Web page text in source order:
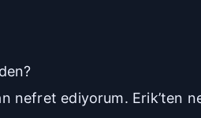
nefret ediyorum. Erik’ten